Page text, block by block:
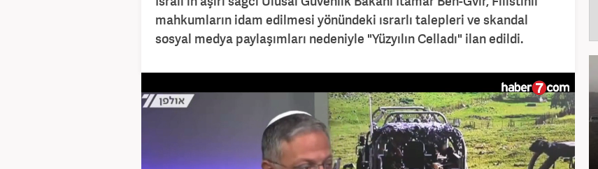
mahkumların idam edilmesi yönündeki ısrarlı talepleri ve skandal
sosyal medya paylaşımları nedeniyle "Yüzyılın Celladı" ilan edildi.